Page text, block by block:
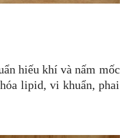
hiếu khí và nấm mốc
lipid, vi khuẩn, phai